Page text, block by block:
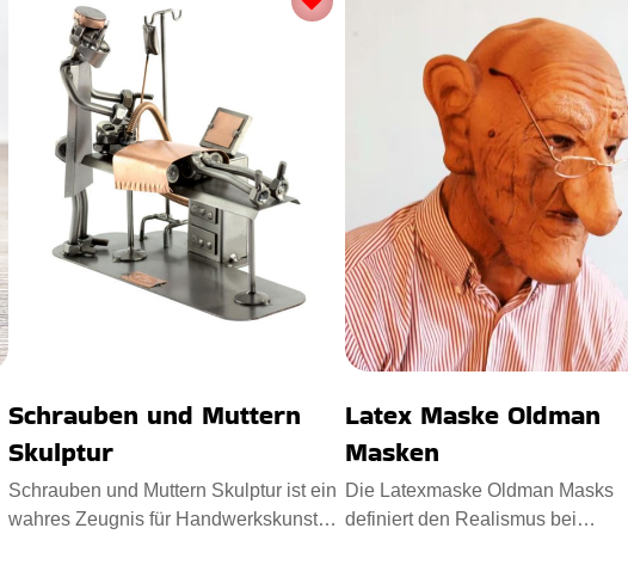
Schrauben und Muttern
Skulptur
Schrauben und Muttern Skulptur ist ein
wahres Zeugnis für Handwerkskunst
Latex Maske Oldman
Masken
Die Latexmaske Oldman Masks
definiert den Realismus bei